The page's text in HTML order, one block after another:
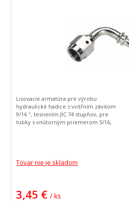
Tovar nie je skladom
3,45 € / ks
Lisovacie armatúra pre výrobu
hydraulické hadice s vvitřním závitom
9/16 ", tesnením JIC 74 stupňov, pre
tubky s vnútorným priemerom 5/16,